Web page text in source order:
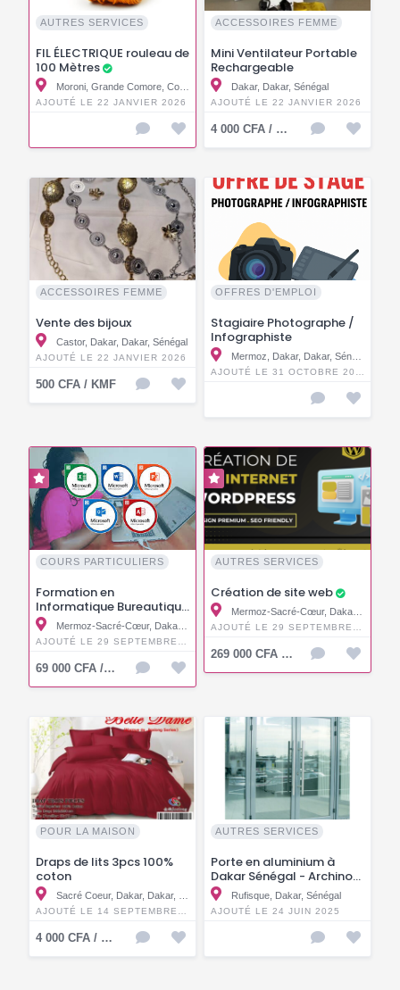
AUTRES SERVICES
FIL ÉLECTRIQUE rouleau de
100 Mètres
Moroni, Grande Comore, Comores
AJOUTÉ LE 22 JANVIER 2026
ACCESSOIRES FEMME
Mini Ventilateur Portable
Rechargeable
Dakar, Dakar, Sénégal
AJOUTÉ LE 22 JANVIER 2026
4 000 CFA / KMF
ACCESSOIRES FEMME
Vente des bijoux
Castor, Dakar, Dakar, Sénégal
AJOUTÉ LE 22 JANVIER 2026
500 CFA / KMF
OFFRES D'EMPLOI
Stagiaire Photographe /
Infographiste
Mermoz, Dakar, Dakar, Sénégal
COURS PARTICULIERS
Formation en
Informatique Bureautique
Mermoz-Sacré-Cœur, Dakar, Dakar, Sénégal
69 000 CFA / KMF
AUTRES SERVICES
Création de site web
Mermoz-Sacré-Cœur, Dakar, Dakar, Sénégal
269 000 CFA / KMF
POUR LA MAISON
Draps de lits 3pcs 100%
coton
Sacré Coeur, Dakar, Dakar, Sénégal
4 000 CFA / KMF
AUTRES SERVICES
Porte en aluminium à
Dakar Sénégal - Archinox
GroupRufisque, Dakar, Sénégal
AJOUTÉ LE 24 JUIN 2025